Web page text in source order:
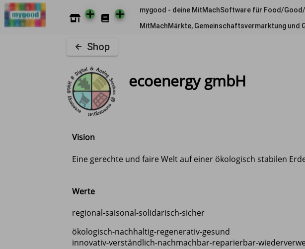
mygood - deine MitMachSoftware für Food/
MitMachMärkte, Gemeinschaftsvermarktung und
Shop
ecoenergy gmbH
Vision
Eine gerechte und faire Welt auf einer ökologisch stabilen
Werte
regional-saisonal-solidarisch-sicher
ökologisch-nachhaltig-regenerativ-gesund
innovativ-verständlich-nachmachbar-reparierbar-